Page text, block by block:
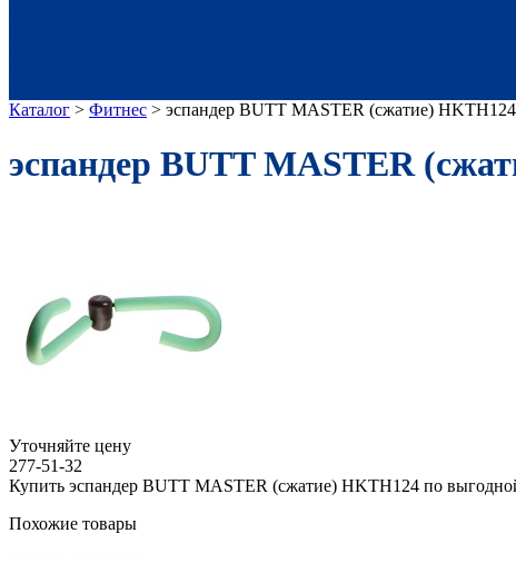
Каталог > Фитнес > эспандер BUTT MASTER (сжатие) HKTH124
эспандер BUTT MASTER
Уточняйте цену
277-51-32
Купить эспандер BUTT MASTER (сжатие) HKTH124 по
Похожие товары